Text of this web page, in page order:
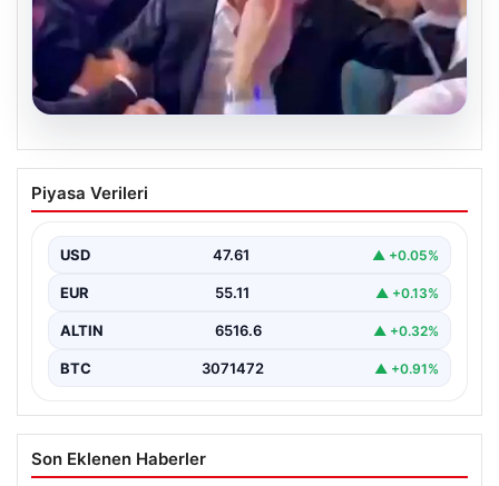
05.08.2026
Beşiktaşlı Hyeon-gyu Oh’un düğün
dansında yakaladığı coşku
düzenlediği düğünde sahneye çıkarak eğlenceli bir
dans performansı…
Piyasa Verileri
USD 47.61 ▲ +0.05%
EUR 55.11 ▲ +0.13%
ALTIN 6516.6 ▲ +0.32%
BTC 3071472 ▲ +0.91%
Son Eklenen Haberler